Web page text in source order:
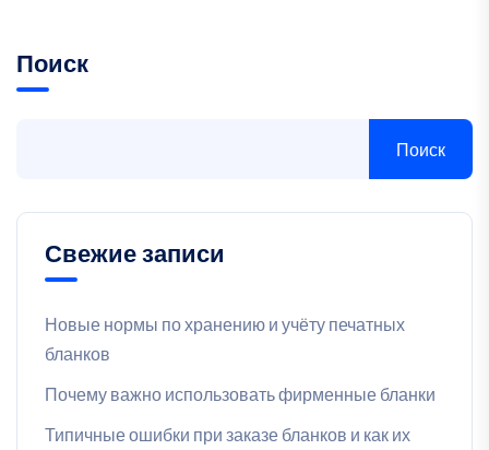
Поиск
Поиск
Свежие записи
Новые нормы по хранению и учёту печатных
бланков
Почему важно использовать фирменные бланки
Типичные ошибки при заказе бланков и как их